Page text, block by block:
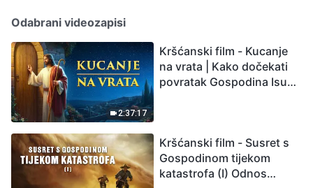
Odabrani videozapisi
2:37:17
Kršćanski film - Kucanje
na vrata | Kako dočekati
povratak Gospodina Isusa
Kršćanski film - Susret s
Gospodinom tijekom
katastrofa (I) Odnos